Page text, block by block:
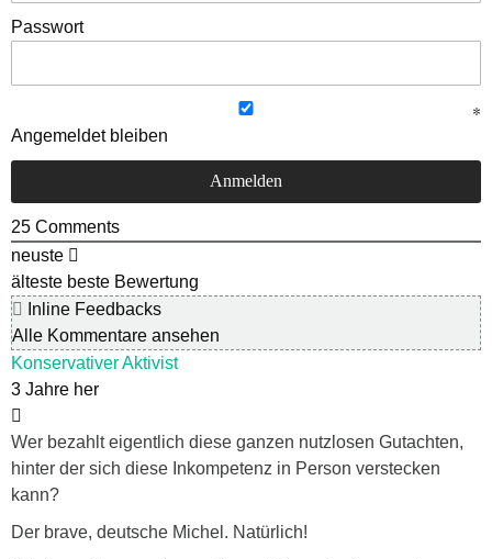
Passwort
Angemeldet bleiben
25 Comments
neuste
älteste beste Bewertung
Inline Feedbacks
Alle Kommentare ansehen
Konservativer Aktivist
3 Jahre her
Wer bezahlt eigentlich diese ganzen nutzlosen Gutachten,
hinter der sich diese Inkompetenz in Person verstecken
kann?
Der brave, deutsche Michel. Natürlich!